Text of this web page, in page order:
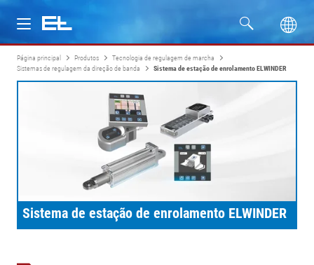
Produtos
Página principal Produtos
Tecnologia de regulagem de marcha
Sistemas de regulagem da direção de banda
Sistema de estação de enrolamento ELWINDER
Sistema de estação de enrolamento ELWINDER